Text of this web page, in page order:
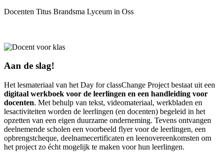
Docenten Titus Brandsma Lyceum in Oss
Aan de slag!
Het lesmateriaal van het Day for classChange Project bestaat uit een
digitaal werkboek voor de leerlingen en een handleiding voor
docenten. Met behulp van tekst, videomateriaal, werkbladen en
lesactiviteiten worden de leerlingen (en docenten) begeleid in het
opzetten van een eigen duurzame onderneming. Tevens ontvangen
deelnemende scholen een voorbeeld flyer voor de leerlingen, een
opbrengstcheque, deelnamecertificaten en leenovereenkomsten om
het project zo écht mogelijk te maken voor hun leerlingen.